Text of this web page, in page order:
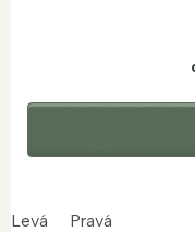
Levá Pravá